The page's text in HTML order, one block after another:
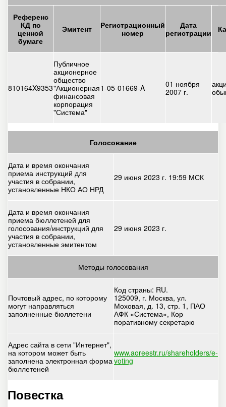
Референс
КД по
ценной
бумаге
Эмитент
Регистрационный
номер
Дата
регистрации
810164X9353
Публичное
акционерное
общество
"Акционерная
финансовая
корпорация
"Система"
1-05-01669-A
01 ноября
2007 г.
Голосование
Дата и время окончания
приема инструкций для
участия в собрании,
установленные НКО АО НРД
29 июня 2023 г. 19:59 МСК
Дата и время окончания
приема бюллетеней для
голосования/инструкций для
участия в собрании,
установленные эмитентом
29 июня 2023 г.
Методы голосования
Почтовый адрес, по которому
могут направляться
заполненные бюллетени
Код страны: RU.
125009, г. Москва, ул.
Моховая, д. 13, стр. 1, ПАО
АФК «Система», Кор
поративному секретарю
Адрес сайта в сети "Интернет",
на котором может быть
заполнена электронная форма
бюллетеней
www.aoreestr.ru/shareholders/e-
voting
Повестка